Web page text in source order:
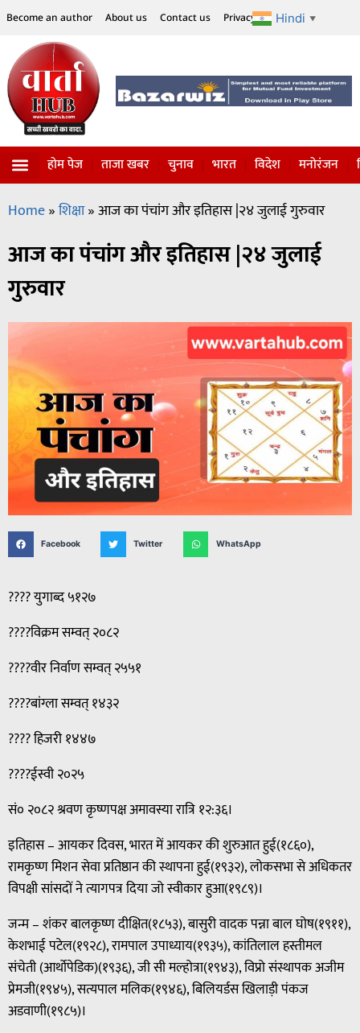
Become an author About us Contact us Privacy Policy Disclaimer
Hindi ▼
होम पेज ताजा खबर चुनाव भारत विदेश मनोरंजन
Home»शिक्षा»आज का पंचांग और इतिहास |२४ जुलाई गुरुवार
आज का पंचांग और इतिहास |२४ जुलाई
गुरुवार
Facebook Twitter WhatsApp
???? युगाब्द ५१२७
????विक्रम सम्वत् २०८२
????वीर निर्वाण सम्वत् २५५१
????बांग्ला सम्वत् १४३२
???? हिजरी १४४७
????ईस्वी २०२५
सं० २०८२ श्रवण कृष्णपक्ष अमावस्या रात्रि १२:३६।
इतिहास – आयकर दिवस, भारत में आयकर की शुरुआत हुई(१८६०),
रामकृष्ण मिशन सेवा प्रतिष्ठान की स्थापना हुई(१९३२), लोकसभा से अधिकतर
विपक्षी सांसदों ने त्यागपत्र दिया जो स्वीकार हुआ(१९८९)।
जन्म – शंकर बालकृष्ण दीक्षित(१८५३), बासुरी वादक पन्ना बाल घोष(१९११),
केशभाई पटेल(१९२८), रामपाल उपाध्याय(१९३५), कांतिलाल हस्तीमल
संचेती (आर्थोपेडिक)(१९३६), जी सी मल्होत्रा(१९४३), विप्रो संस्थापक अजीम
प्रेमजी(१९४५), सत्यपाल मलिक(१९४६), बिलियर्डस खिलाड़ी पंकज
अडवाणी(१९८५)।